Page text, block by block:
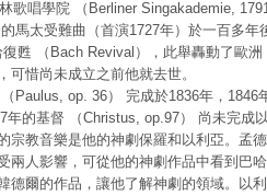
歌唱學院 （Berliner Singakademie,
馬太受難曲（首演1727年）於一百多年
甦 （Bach Revival），此舉轟動了歐洲
惜尚未成立之前他就去世。
Paulus, op. 36） 完成於1836年，1846
年的基督 （Christus, op.97） 尚未完成以
宗教音樂是他的神劇保羅和以利亞。孟德
兩人影響，可從他的神劇作品中看到巴哈
德爾的作品，讓他了解神劇的領域。以利